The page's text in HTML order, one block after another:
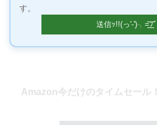
す。
Amazon今だけのタイムセール！